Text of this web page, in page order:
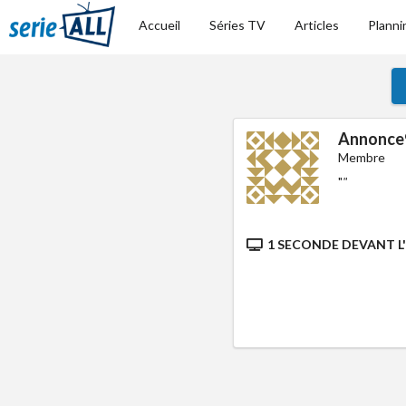
Accueil Séries TV Articles
Membre
""
1 SECONDE DEVANT